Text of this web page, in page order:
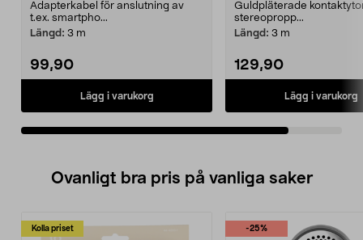
Adapterkabel för anslutning av
t.ex. smartpho...
Längd: 3 m
99,90
Lägg i varukorg
Guldpläterade
stereopropp...
Längd: 3 m
129,90
Lägg i varukorg
Ovanligt bra pris på vanliga saker
Kolla priset -25%